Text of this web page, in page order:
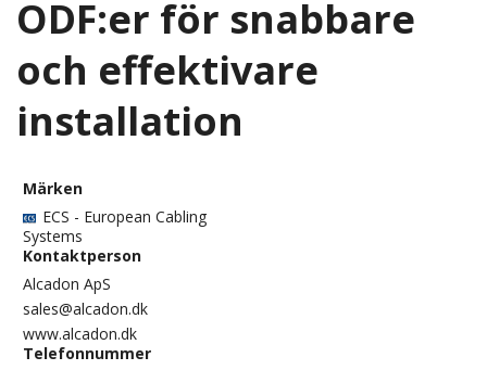
29 april 2026
ODF:er för snabbare
och effektivare
installation
Märken
ECS - European Cabling
Systems
Kontaktperson
Alcadon ApS
sales@alcadon.dk
www.alcadon.dk
Telefonnummer